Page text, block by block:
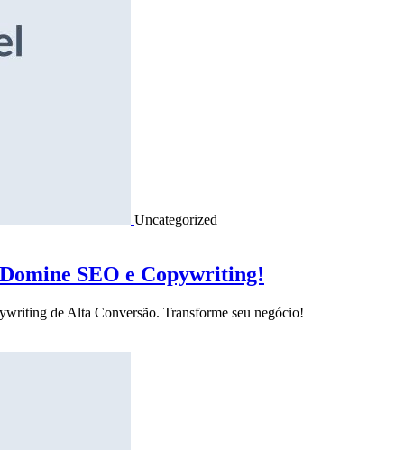
Uncategorized
SEO e Copywriting!
de Alta Conversão. Transforme seu negócio!